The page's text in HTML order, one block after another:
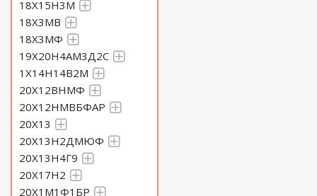
18Х15Н3М
18Х3МВ
18Х3МФ
19Х20Н4АМ3Д2С
1Х14Н14В2М
20Х12ВНМФ
20Х12НМВБФАР
20Х13
20Х13Н2ДМЮФ
20Х13Н4Г9
20Х17Н2
20Х1М1Ф1БР